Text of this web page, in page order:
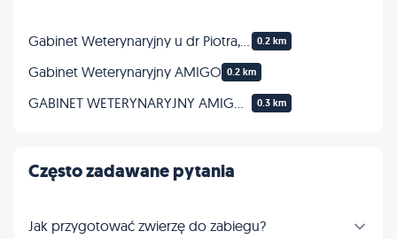
0.2 km
Gabinet Weterynaryjny AMIGO 0.2 km
0.3 km
Często zadawane pytania
Jak przygotować zwierzę do zabiegu?